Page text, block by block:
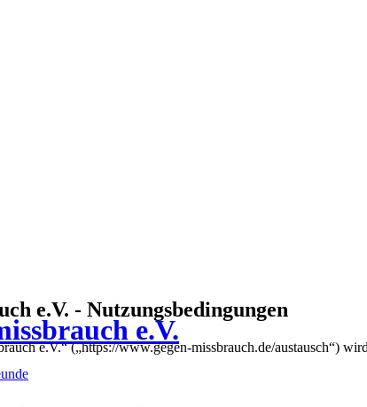
e.V.
e.V. - Nutzungsbedingungen
e.V.“ („https://www.gegen-missbrauch.de/austausch“)